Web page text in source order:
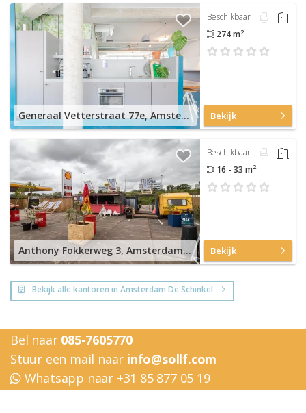
Generaal Vetterstraat 77e, Amsterdam De Schinkel
Beschikbaar
274 m2
Bekijk
Anthony Fokkerweg 3, Amsterdam Nieuw-West
Beschikbaar
16 - 33 m2
Bekijk
Bekijk alle kantoren in Amsterdam De Schinkel
Bel naar 085-7605770
Stuur een mail naar info@sollf.com
Whatsapp naar +31 85 877 05 19